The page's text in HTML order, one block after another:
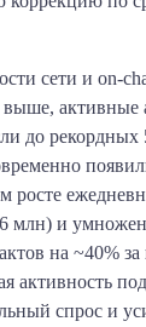
сети и on-
выше, активные
до рекордных
росте
млн) и
на ~40% за
активность
спрос и